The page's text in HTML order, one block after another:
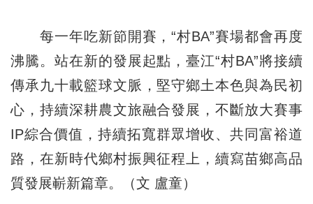
每一年吃新節開賽，“村BA”賽場都會再度
沸騰。站在新的發展起點，臺江“村BA”將接續
傳承九十載籃球文脈，堅守鄉土本色與為民初
心，持續深耕農文旅融合發展，不斷放大賽事
IP綜合價值，持續拓寬群眾增收、共同富裕道
路，在新時代鄉村振興征程上，續寫苗鄉高品
質發展嶄新篇章。（文 盧童）